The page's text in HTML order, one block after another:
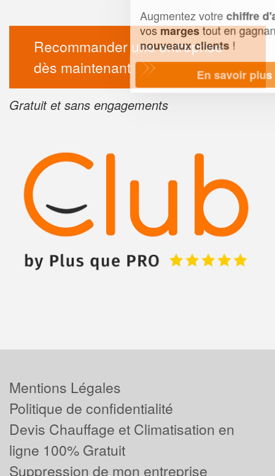
Recommander une entreprise
dès maintenant
Gratuit et sans engagements
Augmentez votrechiffre d'affaireset
vosmargestout en gagnant de
nouveaux clients!
En savoir plus
Mentions Légales
Politique de confidentialité
Devis Chauffage et Climatisation en
ligne 100% Gratuit
Suppression de mon entreprise